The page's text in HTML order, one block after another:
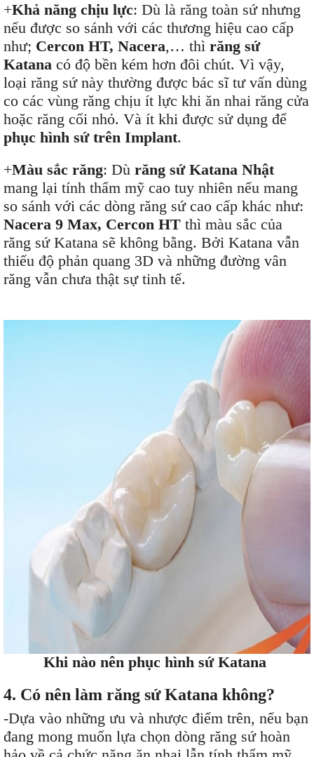
+Khả năng chịu lực: Dù là răng toàn sứ nhưng
nếu được so sánh với các thương hiệu cao cấp
như; Cercon HT, Nacera,… thì răng sứ
Katana có độ bền kém hơn đôi chút. Vì vậy,
loại răng sứ này thường được bác sĩ tư vấn dùng
co các vùng răng chịu ít lực khi ăn nhai răng cửa
hoặc răng cối nhỏ. Và ít khi được sử dụng để
phục hình sứ trên Implant.
+Màu sắc răng: Dù răng sứ Katana Nhật
mang lại tính thẩm mỹ cao tuy nhiên nếu mang
so sánh với các dòng răng sứ cao cấp khác như:
Nacera 9 Max, Cercon HT thì màu sắc của
răng sứ Katana sẽ không bằng. Bởi Katana vẫn
thiếu độ phản quang 3D và những đường vân
răng vẫn chưa thật sự tinh tế.
Khi nào nên phục hình sứ Katana
4. Có nên làm răng sứ Katana không?
-Dựa vào những ưu và nhược điểm trên, nếu bạn
đang mong muốn lựa chọn dòng răng sứ hoàn